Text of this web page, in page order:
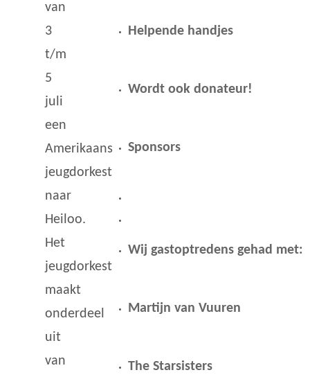
van
3
t/m
5
juli
een
Amerikaans
jeugdorkest
naar
Heiloo.
Het
jeugdorkest
maakt
onderdeel
uit
van
Helpende handjes
Wordt ook donateur!
Sponsors
Wij gastoptredens gehad met:
Martijn van Vuuren
The Starsisters